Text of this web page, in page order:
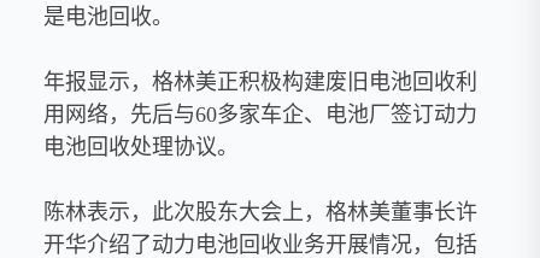
是电池回收。
年报显示，格林美正积极构建废旧电池回收利
用网络，先后与60多家车企、电池厂签订动力
电池回收处理协议。
陈林表示，此次股东大会上，格林美董事长许
开华介绍了动力电池回收业务开展情况，包括